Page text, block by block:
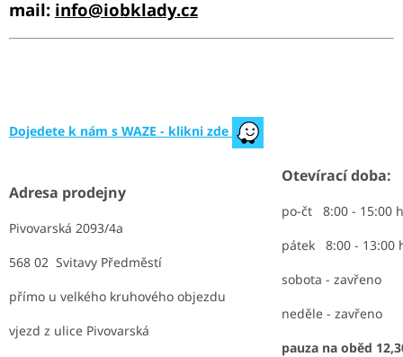
DLAŽBY
NEJLEVNĚJŠÍ
SÉRIE
OBKLADŮ
DLAŽEB
Naše
mail: info@iobklady.cz
Dojedete k nám s WAZE - klikni zde
Adresa prodejny
Pivovarská 2093/4a
568 02 Svitavy Předměstí
přímo u velkého kruhového objezdu
vjezd z ulice Pivovarská
Otevírací doba:
po-čt 8:00 - 15:00
pátek 8:00 -
sobota - zavřeno
neděle - zavřeno
pauza na oběd